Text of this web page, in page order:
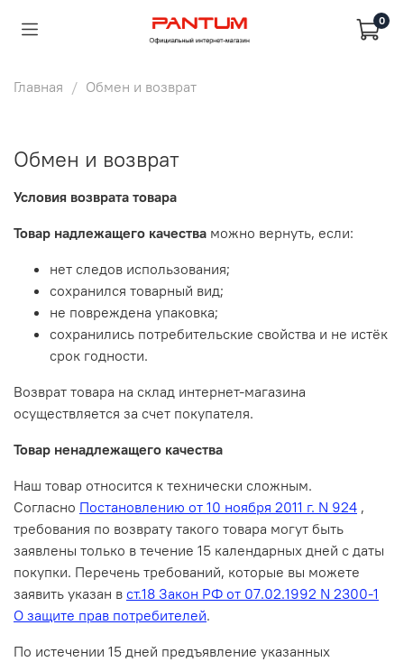
0
Главная Обмен и возврат
Обмен и возврат
Условия возврата товара
Товар надлежащего качества можно вернуть, если:
нет следов использования;
сохранился товарный вид;
не повреждена упаковка;
сохранились потребительские свойства и не истёк
срок годности.
Возврат товара на склад интернет-магазина
осуществляется за счет покупателя.
Товар ненадлежащего качества
Наш товар относится к технически сложным.
Согласно Постановлению от 10 ноября 2011 г. N 924 ,
требования по возврату такого товара могут быть
заявлены только в течение 15 календарных дней с даты
покупки. Перечень требований, которые вы можете
заявить указан в ст.18 Закон РФ от 07.02.1992 N 2300-1
О защите прав потребителей.
По истечении 15 дней предъявление указанных